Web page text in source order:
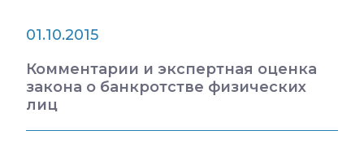
01.10.2015
Комментарии и экспертная оценка
закона о банкротстве физических
лиц